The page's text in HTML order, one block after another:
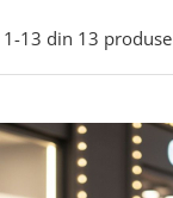
1-13 din 13 produse